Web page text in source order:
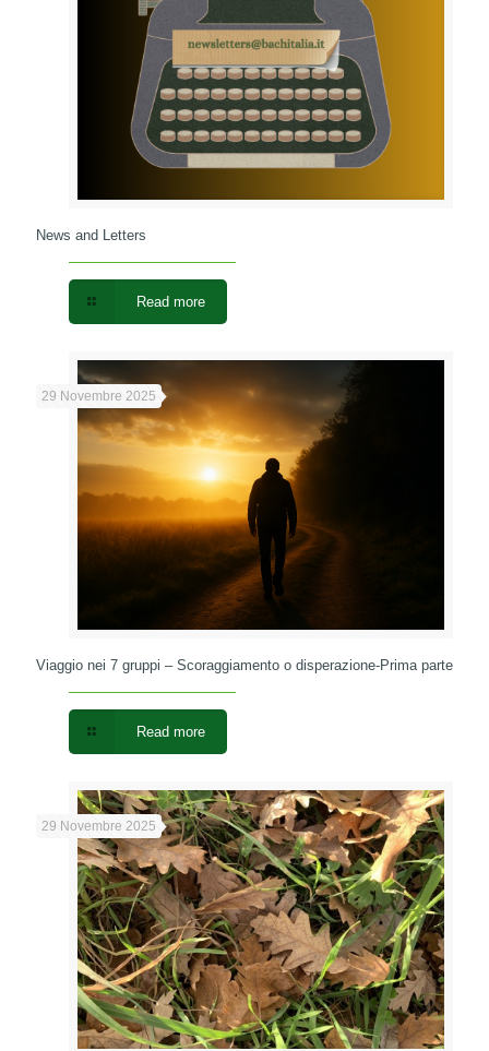
News and Letters
Read more
29 Novembre 2025
Viaggio nei 7 gruppi – Scoraggiamento o disperazione-Prima parte
Read more
29 Novembre 2025